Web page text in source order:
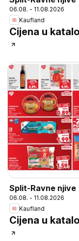
06.08. - 11.08.2026
Kaufland
Cijena u
Split-Ravne njive
06.08. - 11.08.2026
Kaufland
Cijena u